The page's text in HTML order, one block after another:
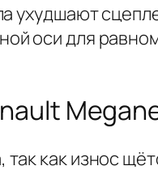
ухудшают
оси для
как износ